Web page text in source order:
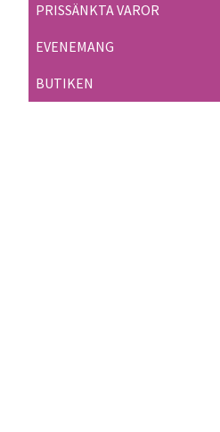
PRISSÄNKTA VAROR
EVENEMANG
BUTIKEN